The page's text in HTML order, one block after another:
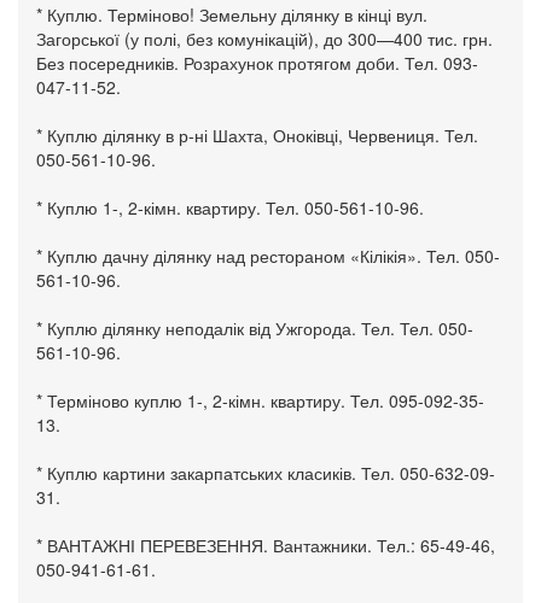
* Куплю. Терміново! Земельну ділянку в кінці вул.
Загорської (у полі, без комунікацій), до 300—400 тис. грн.
Без посередників. Розрахунок протягом доби. Тел. 093-
047-11-52.
* Куплю ділянку в р-ні Шахта, Оноківці, Червениця. Тел.
050-561-10-96.
* Куплю 1-, 2-кімн. квартиру. Тел. 050-561-10-96.
* Куплю дачну ділянку над рестораном «Кілікія». Тел. 050-
561-10-96.
* Куплю ділянку неподалік від Ужгорода. Тел. Тел. 050-
561-10-96.
* Терміново куплю 1-, 2-кімн. квартиру. Тел. 095-092-35-
13.
* Куплю картини закарпатських класиків. Тел. 050-632-09-
31.
* ВАНТАЖНІ ПЕРЕВЕЗЕННЯ. Вантажники. Тел.: 65-49-46,
050-941-61-61.